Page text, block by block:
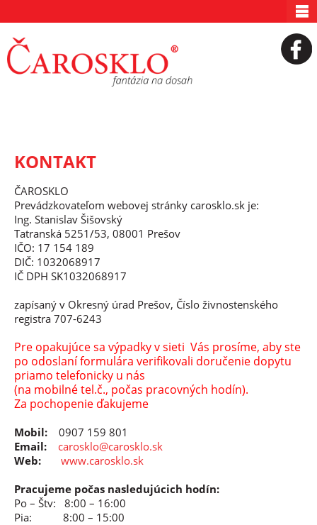
KONTAKT
ČAROSKLO
Prevádzkovateľom webovej stránky carosklo.sk je:
Ing. Stanislav Šišovský
Tatranská 5251/53, 08001 Prešov
IČO: 17 154 189
DIČ: 1032068917
IČ DPH SK1032068917
zapísaný v Okresný úrad Prešov, Číslo živnostenského
registra 707-6243
Pre opakujúce sa výpadky v sieti Vás prosíme, aby ste
po odoslaní formulára verifikovali doručenie dopytu
priamo telefonicky u nás
(na mobilné tel.č., počas pracovných hodín).
Za pochopenie ďakujeme
Mobil:
0907 159 801
Email:
carosklo@carosklo.sk
Web:
www.carosklo.sk
Pracujeme počas nasledujúcich hodín:
Po – Štv: 8:00 – 16:00
Pia: 8:00 – 15:00